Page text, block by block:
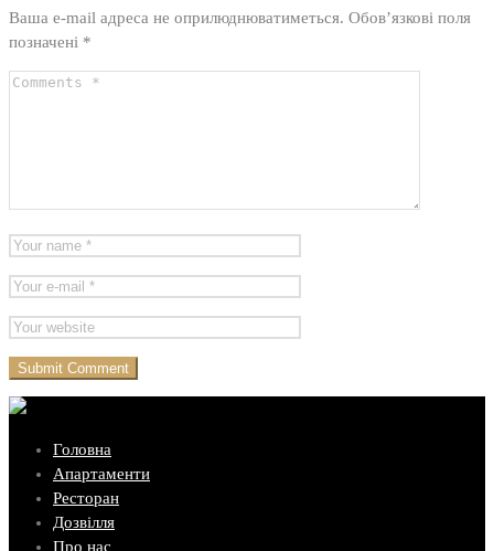
Ваша e-mail адреса не оприлюднюватиметься. Обов’язкові поля
позначені *
Головна
Апартаменти
Ресторан
Дозвілля
Про нас